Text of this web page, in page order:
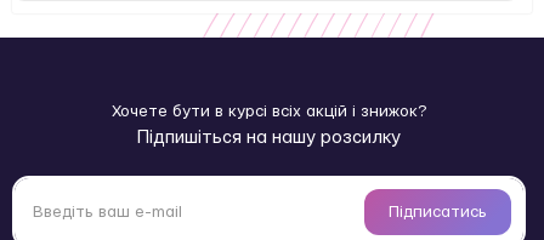
введеної частини надає приємне відчуття заповненості, а
керування. Ніяких зайвих кнопок: просто свайпніть
пальцем вгору або вліво для збільшення інтенсивності,
фіксує обраний режим, запобігаючи випадковим
натисканням. Керування інтуїтивно зрозуміле, як у
смартфоні — безперервне задоволення під повним
Хочете бути в курсі всіх акцій і знижок?
Підпишіться на нашу розсилку
Підписатись